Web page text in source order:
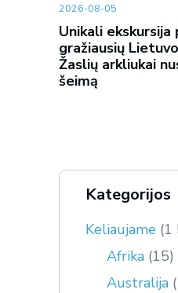
2026-08-05
Unikali ekskursija
gražiausių
Žaslių arkliukai
šeimą
Kategorijos
Keliaujame (1
Afrika (15)
Australija